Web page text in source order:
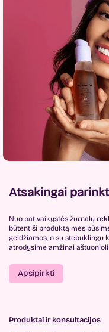
Atsakingai
Nuo pat vaikystės žurnalų
būtent ši produktą mes
geidžiamos, o su stebuklingu
atrodysime amžinai
Apsipirkti
Produktai ir konsultacijos